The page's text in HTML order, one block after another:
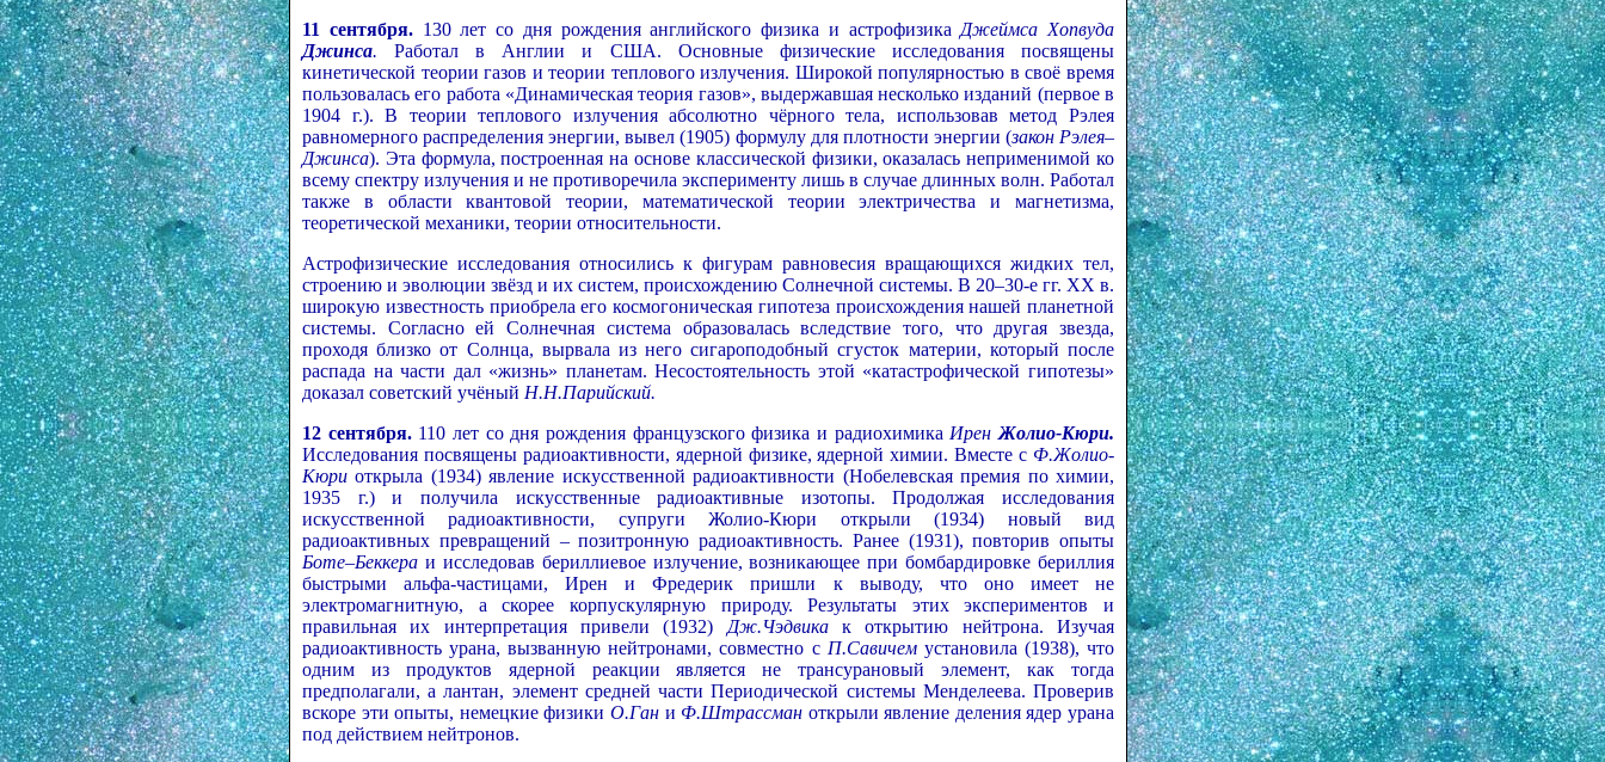
11 сентября. 130 лет со дня рождения английского физика и астрофизика Джеймса Хопвуда
Джинса. Работал в Англии и США. Основные физические исследования посвящены
кинетической теории газов и теории теплового излучения. Широкой популярностью в своё время
пользовалась его работа «Динамическая теория газов», выдержавшая несколько изданий (первое в
1904 г.). В теории теплового излучения абсолютно чёрного тела, использовав метод Рэлея
равномерного распределения энергии, вывел (1905) формулу для плотности энергии (закон Рэлея–
Джинса). Эта формула, построенная на основе классической физики, оказалась неприменимой ко
всему спектру излучения и не противоречила эксперименту лишь в случае длинных волн. Работал
также в области квантовой теории, математической теории электричества и магнетизма,
теоретической механики, теории относительности.
Астрофизические исследования относились к фигурам равновесия вращающихся жидких тел,
строению и эволюции звёзд и их систем, происхождению Солнечной системы. В 20–30-е гг. ХХ в.
широкую известность приобрела его космогоническая гипотеза происхождения нашей планетной
системы. Согласно ей Солнечная система образовалась вследствие того, что другая звезда,
проходя близко от Солнца, вырвала из него сигароподобный сгусток материи, который после
распада на части дал «жизнь» планетам. Несостоятельность этой «катастрофической гипотезы»
доказал советский учёный Н.Н.Парийский.
12 сентября.110 лет со дня рождения французского физика и радиохимика ИренЖолио-Кюри.
Исследования посвящены радиоактивности, ядерной физике, ядерной химии. Вместе с Ф.Жолио-
Кюриоткрыла (1934) явление искусственной радиоактивности (Нобелевская премия по химии,
1935 г.) и получила искусственные радиоактивные изотопы. Продолжая исследования
искусственной радиоактивности, супруги Жолио-Кюри открыли (1934) новый вид
радиоактивных превращений – позитронную радиоактивность. Ранее (1931), повторив опыты
Боте–Беккера и исследовав бериллиевое излучение, возникающее при бомбардировке бериллия
быстрыми альфа-частицами, Ирен и Фредерик пришли к выводу, что оно имеет не
электромагнитную, а скорее корпускулярную природу. Результаты этих экспериментов и
правильная их интерпретация привели (1932) Дж.Чэдвикак открытию нейтрона. Изучая
радиоактивность урана, вызванную нейтронами, совместно с П.Савичемустановила (1938), что
одним из продуктов ядерной реакции является не трансурановый элемент, как тогда
предполагали, а лантан, элемент средней части Периодической системы Менделеева. Проверив
вскоре эти опыты, немецкие физики О.Гани Ф.Штрассман открыли явление деления ядер урана
под действием нейтронов.